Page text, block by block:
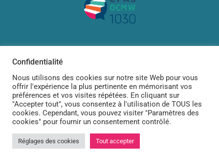
 
Designed by Dary Designfor POP Productions
Confidentialité
Nous utilisons des cookies sur notre site Web pour vous
offrir l'expérience la plus pertinente en mémorisant vos
préférences et vos visites répétées. En cliquant sur
"Accepter tout", vous consentez à l'utilisation de TOUS les
cookies. Cependant, vous pouvez visiter "Paramètres des
cookies" pour fournir un consentement contrôlé.
Réglages des cookies Tout accepter
Nederlands Français